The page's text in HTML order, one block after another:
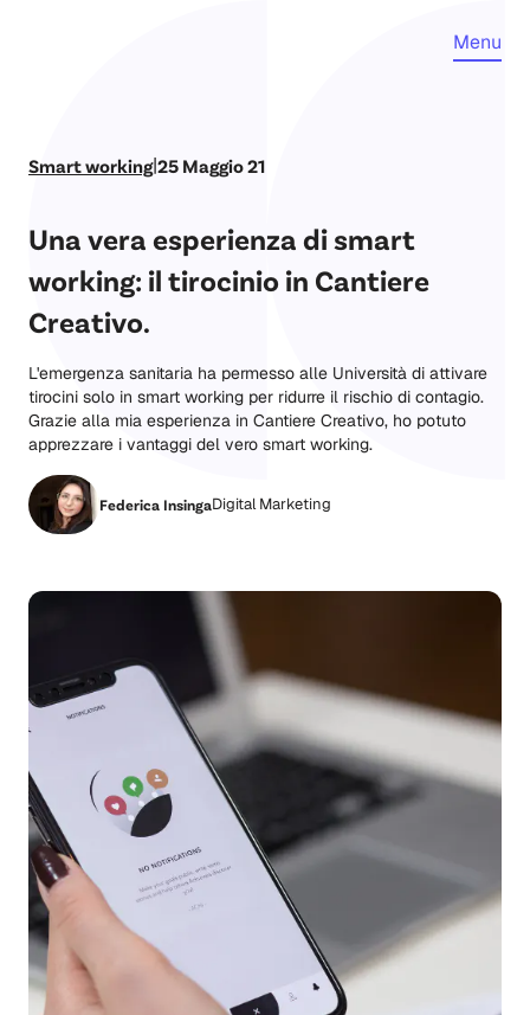
Menu
Smart working|25 Maggio 21
Una vera esperienza di smart
working: il tirocinio in Cantiere
Creativo.
L'emergenza sanitaria ha permesso alle Università di attivare
tirocini solo in smart working per ridurre il rischio di contagio.
Grazie alla mia esperienza in Cantiere Creativo, ho potuto
apprezzare i vantaggi del vero smart working.
Federica InsingaDigital Marketing